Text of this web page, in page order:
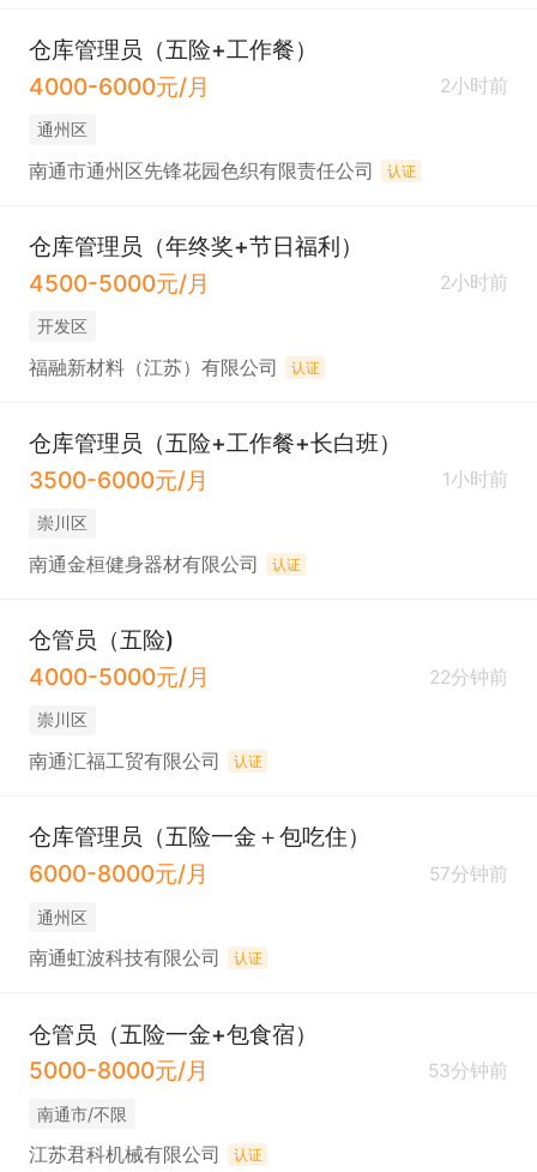
仓库管理员（五险+工作餐）
4000-6000元/月
2小时前
通州区
南通市通州区先锋花园色织有限责任公司 认证
仓库管理员（年终奖+节日福利）
4500-5000元/月
2小时前
开发区
福融新材料（江苏）有限公司 认证
仓库管理员（五险+工作餐+长白班）
3500-6000元/月
1小时前
崇川区
南通金桓健身器材有限公司 认证
仓管员（五险)
4000-5000元/月
22分钟前
崇川区
南通汇福工贸有限公司 认证
仓库管理员（五险一金＋包吃住）
6000-8000元/月
57分钟前
通州区
南通虹波科技有限公司 认证
仓管员（五险一金+包食宿）
5000-8000元/月
53分钟前
南通市/不限
江苏君科机械有限公司 认证